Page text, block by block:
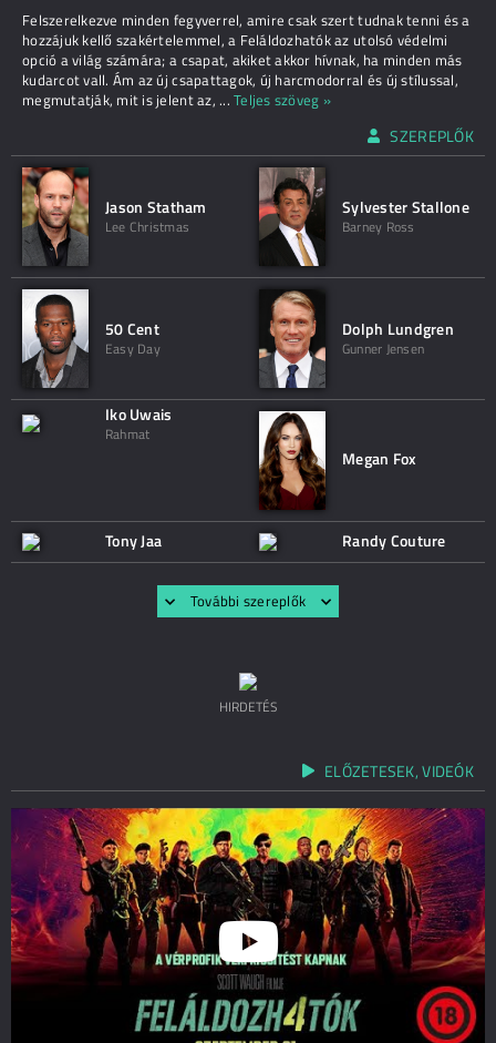
Felszerelkezve minden fegyverrel, amire csak szert tudnak tenni és a
hozzájuk kellő szakértelemmel, a Feláldozhatók az utolsó védelmi
opció a világ számára; a csapat, akiket akkor hívnak, ha minden más
kudarcot vall. Ám az új csapattagok, új harcmodorral és új stílussal,
megmutatják, mit is jelent az,... Teljes szöveg »
SZEREPLŐK
Jason Statham
Lee Christmas
Sylvester Stallone
Barney Ross
50 Cent
Easy Day
Dolph Lundgren
Gunner Jensen
Iko Uwais
Rahmat
Megan Fox
Tony Jaa Randy Couture
További szereplők
HIRDETÉS
ELŐZETESEK, VIDEÓK